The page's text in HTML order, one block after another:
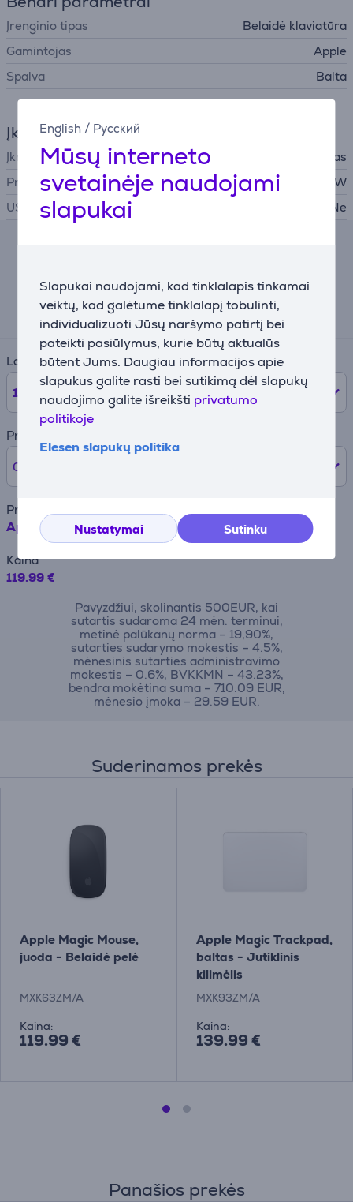
English / Русский
Mūsų interneto
svetainėje naudojami
slapukai
Slapukai naudojami, kad tinklalapis tinkamai
veiktų, kad galėtume tinklalapį tobulinti,
individualizuoti Jūsų naršymo patirtį bei
pateikti pasiūlymus, kurie būtų aktualūs
būtent Jums. Daugiau informacijos apie
slapukus galite rasti bei sutikimą dėl slapukų
naudojimo galite išreikšti privatumo
politikoje
Elesen slapukų politika
Nustatymai Sutinku
Įrenginio tipas
Belaidė klaviatūra
Gamintojas
Apple
Spalva
Balta
Įkroviklis
Įkroviklis
į komplektą neįtrauktas
Privaloma įkroviklio galia
2,5 W
USB PD
Ne
Preliminari mėnesinė įmoka
13 €
Laikotarpis
12 mėnesių
Pradinė įmoka
0% /
Prekės pavadinimas
Apple Magic Keyboard, ENG, white – Belaidė klaviatūra
Kaina
119.99 €
Pavyzdžiui, skolinantis 500EUR, kai
sutartis sudaroma 24 mėn. terminui,
metinė palūkanų norma – 19,90%,
sutarties sudarymo mokestis – 4.5%,
mėnesinis sutarties administravimo
mokestis – 0.6%, BVKKMN – 43.23%,
bendra mokėtina suma – 710.09 EUR,
mėnesio įmoka – 29.59 EUR.
Suderinamos prekės
Apple Magic Mouse,
juoda - Belaidė pelė
MXK63ZM/A
Kaina:
119.99 €
Apple Magic Trackpad,
baltas - Jutiklinis
kilimėlis
MXK93ZM/A
Kaina:
139.99 €
Panašios prekės